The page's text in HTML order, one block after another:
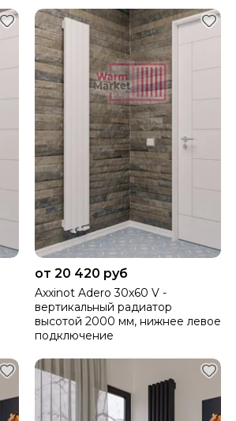
от 20 420 руб
Axxinot Adero 30х60 V -
вертикальный радиатор
высотой 2000 мм, нижнее левое
подключение